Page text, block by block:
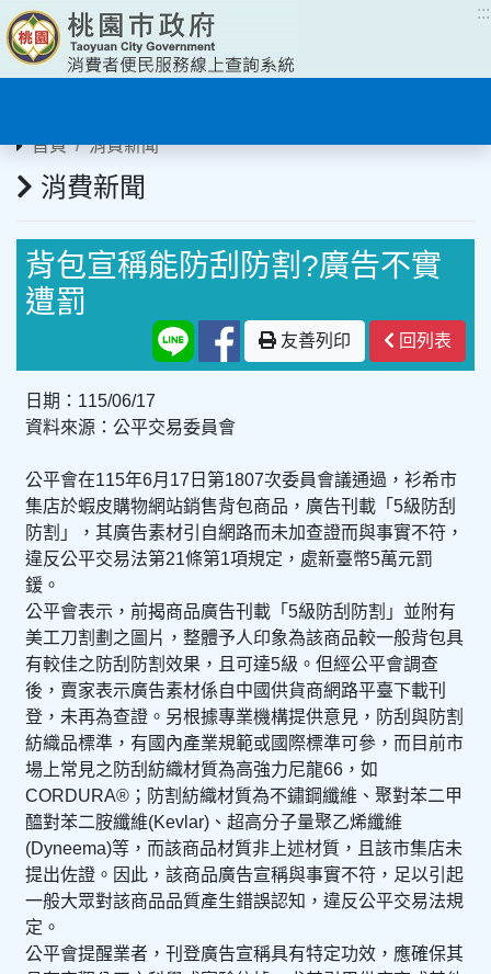
:::
首頁 消費新聞
消費新聞
背包宣稱能防刮防割?廣告不實
遭罰
友善列印 回列表
日期：115/06/17
資料來源：公平交易委員會
公平會在115年6月17日第1807次委員會議通過，衫希市
集店於蝦皮購物網站銷售背包商品，廣告刊載「5級防刮
防割」，其廣告素材引自網路而未加查證而與事實不符，
違反公平交易法第21條第1項規定，處新臺幣5萬元罰
鍰。
公平會表示，前揭商品廣告刊載「5級防刮防割」並附有
美工刀割劃之圖片，整體予人印象為該商品較一般背包具
有較佳之防刮防割效果，且可達5級。但經公平會調查
後，賣家表示廣告素材係自中國供貨商網路平臺下載刊
登，未再為查證。另根據專業機構提供意見，防刮與防割
紡織品標準，有國內產業規範或國際標準可參，而目前市
場上常見之防刮紡織材質為高強力尼龍66，如
CORDURA®；防割紡織材質為不鏽鋼纖維、聚對苯二甲
醯對苯二胺纖維(Kevlar)、超高分子量聚乙烯纖維
(Dyneema)等，而該商品材質非上述材質，且該市集店未
提出佐證。因此，該商品廣告宣稱與事實不符，足以引起
一般大眾對該商品品質產生錯誤認知，違反公平交易法規
定。
公平會提醒業者，刊登廣告宣稱具有特定功效，應確保其